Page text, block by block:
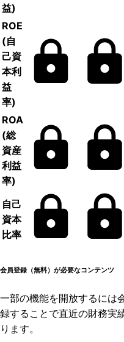
益)
ROE
(自
己資
本利
益
率)
ROA
(総
資産
利益
率)
自己
資本
比率
会員登録（無料）が必要なコンテンツ
一部の機能を開放するには
録することで直近の財務実
ります。